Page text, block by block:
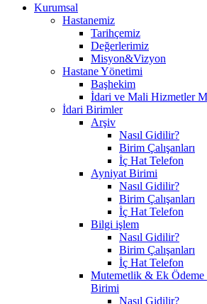
Kurumsal
Hastanemiz
Tarihçemiz
Değerlerimiz
Misyon&Vizyon
Hastane Yönetimi
Başhekim
İdari ve Mali Hizmetler
İdari Birimler
Arşiv
Nasıl Gidilir?
Birim Çalışanları
İç Hat Telefon
Ayniyat Birimi
Nasıl Gidilir?
Birim Çalışanları
İç Hat Telefon
Bilgi işlem
Nasıl Gidilir?
Birim Çalışanları
İç Hat Telefon
Mutemetlik & Ek Ödeme
Birimi
Nasıl Gidilir?